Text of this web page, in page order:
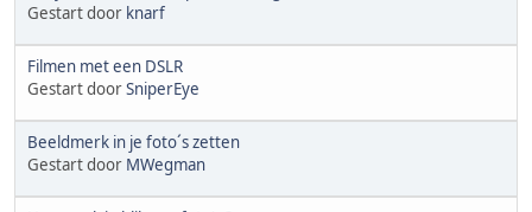
Gestart door knarf
Filmen met een DSLR
Gestart doorSniperEye
Beeldmerk in je foto´s zetten
Gestart door MWegman